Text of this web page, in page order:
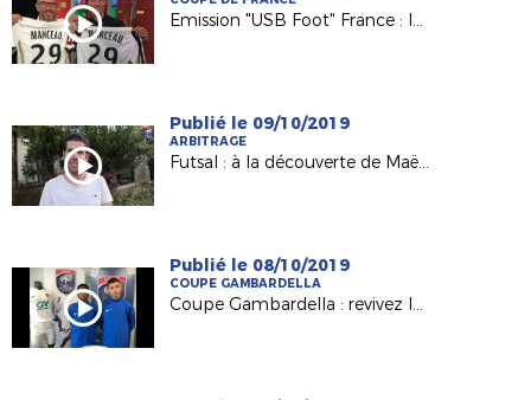
Emission "USB Foot" France : le 5e tour de la Coupe de France à l'honneur !
Publié le 09/10/2019
ARBITRAGE
Futsal : à la découverte de Maël Messaoudi promu en D1 FFF
Publié le 08/10/2019
COUPE GAMBARDELLA
Coupe Gambardella : revivez le tirage au sort du 3e tour